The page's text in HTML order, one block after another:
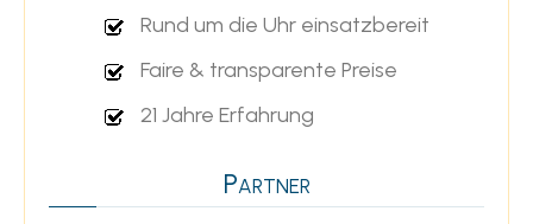
Rund um die Uhr einsatzbereit
Faire & transparente Preise
21 Jahre Erfahrung
Partner